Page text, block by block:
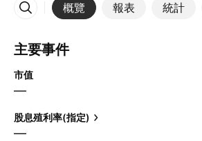
概覽 報表 統計
更多
主要事件
市值
—
股息殖利率(指定)
—